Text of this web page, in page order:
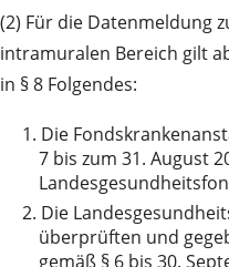
(2) Für die Datenmeldung
intramuralen Bereich gilt
in § 8 Folgendes:
1. Die
7 bis zum 31. August
2. Die
überprüften und
gemäß § 6 bis 30.